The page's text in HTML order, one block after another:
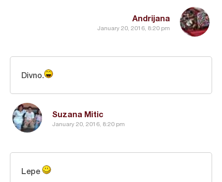
Andrijana
January 20, 2016, 8:20 pm
Suzana Mitic
January 20, 2016, 8:20 pm
Divno.
Lepe